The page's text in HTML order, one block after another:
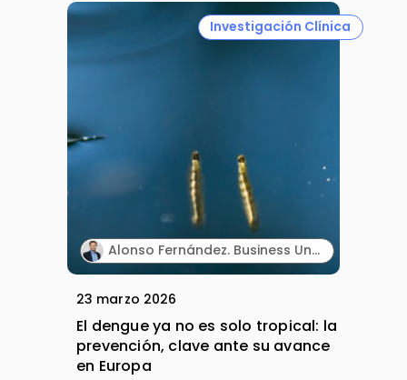
Investigación Clínica
Alonso Fernández. Business Unit Head Gastrointestinal & Vaccines. Takeda España.
23 marzo 2026
El dengue ya no es solo tropical: la
prevención, clave ante su avance
en Europa